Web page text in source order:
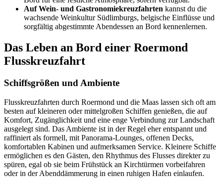
Auf Wein- und Gastronomiekreuzfahrten kannst du die
wachsende Weinkultur Südlimburgs, belgische Einflüsse und
sorgfältig abgestimmte Abendessen an Bord kennenlernen.
Das Leben an Bord einer Roermond
Flusskreuzfahrt
Schiffsgrößen und Ambiente
Flusskreuzfahrten durch Roermond und die Maas lassen sich oft am
besten auf kleineren oder mittelgroßen Schiffen genießen, die auf
Komfort, Zugänglichkeit und eine enge Verbindung zur Landschaft
ausgelegt sind. Das Ambiente ist in der Regel eher entspannt und
raffiniert als formell, mit Panorama-Lounges, offenen Decks,
komfortablen Kabinen und aufmerksamen Service. Kleinere Schiffe
ermöglichen es den Gästen, den Rhythmus des Flusses direkter zu
spüren, egal ob sie beim Frühstück an Kirchtürmen vorbeifahren
oder in der Abenddämmerung in einen ruhigen Hafen einlaufen.